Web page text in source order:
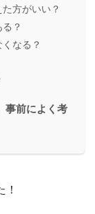
方がいい？
？
なる？
事前によく考